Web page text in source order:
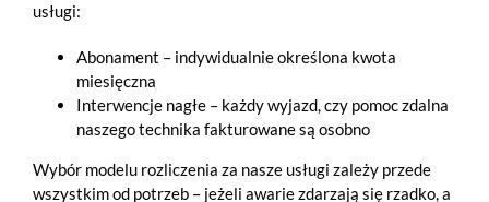
usługi:
Abonament – indywidualnie określona kwota
miesięczna
Interwencje nagłe – każdy wyjazd, czy pomoc zdalna
naszego technika fakturowane są osobno
Wybór modelu rozliczenia za nasze usługi zależy przede
wszystkim od potrzeb – jeżeli awarie zdarzają się rzadko, a